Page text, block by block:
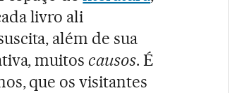
livro ali
além de sua
muitos causos. É
que os visitantes